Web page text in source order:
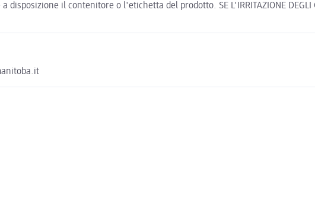
il contenitore o l'etichetta del prodotto. SE L'IRRITAZIONE DEGLI